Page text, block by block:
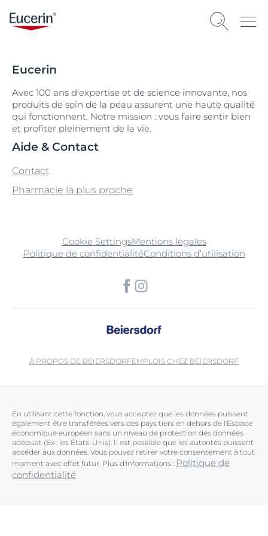
Eucerin
Avec 100 ans d'expertise et de science innovante, nos
produits de soin de la peau assurent une haute qualité
qui fonctionnent. Notre mission : vous faire sentir bien
et profiter pleinement de la vie.
Aide & Contact
Contact
Pharmacie la plus proche
Cookie SettingsMentions légales
Politique de confidentialitéConditions d’utilisation
À PROPOS DE BEIERSDORFEMPLOIS CHEZ BEIERSDORF
En utilisant cette fonction, vous acceptez que les données puissent
également être transférées vers des pays tiers en dehors de l'Espace
économique européen sans un niveau de protection des données
adéquat (Ex : les États-Unis). Il est possible que les autorités puissent
accéder aux données. Vous pouvez retirer votre consentement à tout
moment avec effet futur. Plus d'informations : Politique de
confidentialité